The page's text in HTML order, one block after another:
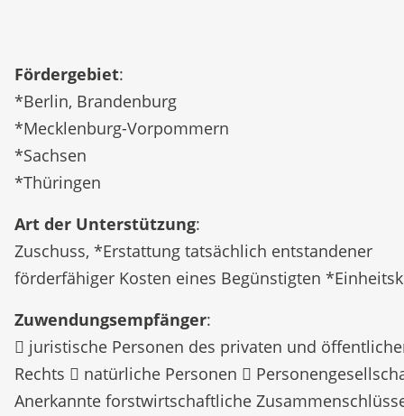
Fördergebiet:
*Berlin, Brandenburg
*Mecklenburg-Vorpommern
*Sachsen
*Thüringen
Art der Unterstützung:
Zuschuss, *Erstattung tatsächlich entstandener
förderfähiger Kosten eines Begünstigten
Zuwendungsempfänger:
 juristische Personen des privaten und
Rechts  natürliche Personen 
Anerkannte forstwirtschaftliche